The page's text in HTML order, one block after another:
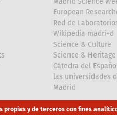
European
Red de
Wikipedia madri+d
Science & Culture
Science & Heritage
Cátedra del
las universidades
Madrid
Array
propias y de terceros con fines